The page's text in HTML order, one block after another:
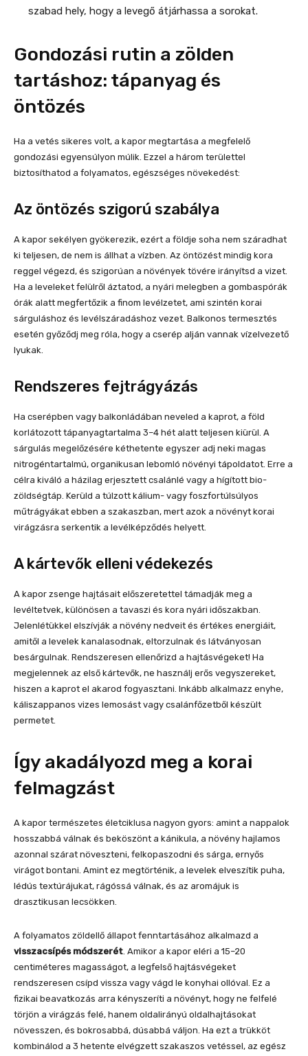
szabad hely, hogy a levegő átjárhassa a sorokat.
Gondozási rutin a zölden
tartáshoz: tápanyag és
öntözés
Ha a vetés sikeres volt, a kapor megtartása a megfelelő
gondozási egyensúlyon múlik. Ezzel a három területtel
biztosíthatod a folyamatos, egészséges növekedést:
Az öntözés szigorú szabálya
A kapor sekélyen gyökerezik, ezért a földje soha nem száradhat
ki teljesen, de nem is állhat a vízben. Az öntözést mindig kora
reggel végezd, és szigorúan a növények tövére irányítsd a vizet.
Ha a leveleket felülről áztatod, a nyári melegben a gombaspórák
órák alatt megfertőzik a finom levélzetet, ami szintén korai
sárguláshoz és levélszáradáshoz vezet. Balkonos termesztés
esetén győződj meg róla, hogy a cserép alján vannak vízelvezető
lyukak.
Rendszeres fejtrágyázás
Ha cserépben vagy balkonládában neveled a kaprot, a föld
korlátozott tápanyagtartalma 3–4 hét alatt teljesen kiürül. A
sárgulás megelőzésére kéthetente egyszer adj neki magas
nitrogéntartalmú, organikusan lebomló növényi tápoldatot. Erre a
célra kiváló a házilag erjesztett csalánlé vagy a hígított bio-
zöldségtáp. Kerüld a túlzott kálium- vagy foszfortúlsúlyos
műtrágyákat ebben a szakaszban, mert azok a növényt korai
virágzásra serkentik a levélképződés helyett.
A kártevők elleni védekezés
A kapor zsenge hajtásait előszeretettel támadják meg a
levéltetvek, különösen a tavaszi és kora nyári időszakban.
Jelenlétükkel elszívják a növény nedveit és értékes energiáit,
amitől a levelek kanalasodnak, eltorzulnak és látványosan
besárgulnak. Rendszeresen ellenőrizd a hajtásvégeket! Ha
megjelennek az első kártevők, ne használj erős vegyszereket,
hiszen a kaprot el akarod fogyasztani. Inkább alkalmazz enyhe,
káliszappanos vizes lemosást vagy csalánfőzetből készült
permetet.
Így akadályozd meg a korai
felmagzást
A kapor természetes életciklusa nagyon gyors: amint a nappalok
hosszabbá válnak és beköszönt a kánikula, a növény hajlamos
azonnal szárat növeszteni, felkopaszodni és sárga, ernyős
virágot bontani. Amint ez megtörténik, a levelek elveszítik puha,
lédús textúrájukat, rágóssá válnak, és az aromájuk is
drasztikusan lecsökken.
A folyamatos zöldellő állapot fenntartásához alkalmazd a
visszacsípés módszerét . Amikor a kapor eléri a 15–20
centiméteres magasságot, a legfelső hajtásvégeket
rendszeresen csípd vissza vagy vágd le konyhai ollóval. Ez a
fizikai beavatkozás arra kényszeríti a növényt, hogy ne felfelé
törjön a virágzás felé, hanem oldalirányú oldalhajtásokat
növesszen, és bokrosabbá, dúsabbá váljon. Ha ezt a trükköt
kombinálod a 3 hetente elvégzett szakaszos vetéssel, az egész